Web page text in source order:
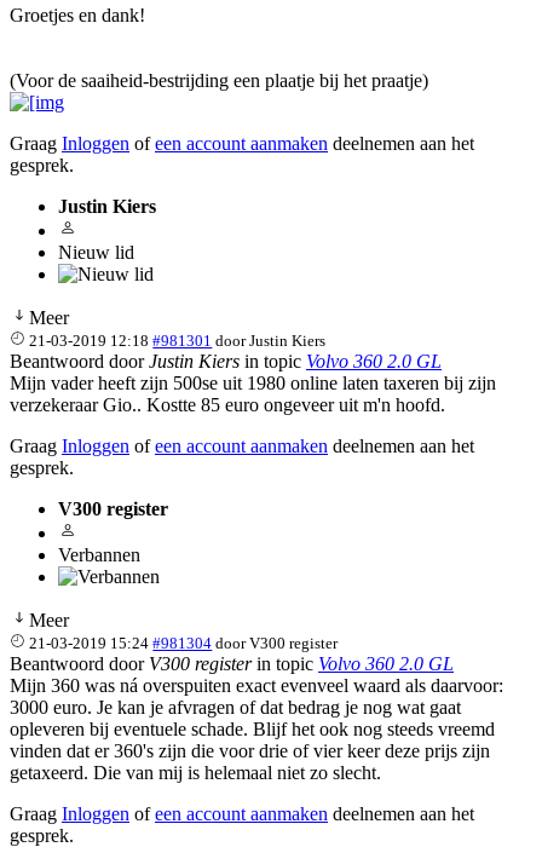
Groetjes en dank!
(Voor de saaiheid-bestrijding een plaatje bij het praatje)
Graag Inloggen ofeen account aanmaken deelnemen aan het
gesprek.
Justin Kiers
Nieuw lid
Meer
21-03-2019 12:18 #981301 doorJustin Kiers
Beantwoord doorJustin Kiers in topic Volvo 360 2.0 GL
Mijn vader heeft zijn 500se uit 1980 online laten taxeren bij zijn
verzekeraar Gio.. Kostte 85 euro ongeveer uit m'n hoofd.
Graag Inloggen ofeen account aanmaken deelnemen aan het
gesprek.
V300 register
Verbannen
Meer
21-03-2019 15:24 #981304 doorV300 register
Beantwoord door V300 registerin topic Volvo 360 2.0 GL
Mijn 360 was ná overspuiten exact evenveel waard als daarvoor:
3000 euro. Je kan je afvragen of dat bedrag je nog wat gaat
opleveren bij eventuele schade. Blijf het ook nog steeds vreemd
vinden dat er 360's zijn die voor drie of vier keer deze prijs zijn
getaxeerd. Die van mij is helemaal niet zo slecht.
Graag Inloggen ofeen account aanmaken deelnemen aan het
gesprek.